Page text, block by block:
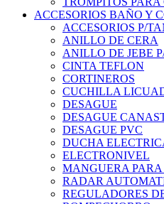
ACCESORIOS BAÑO Y
ACCESORIOS P/
ANILLO DE CERA
ANILLO DE JEBE
CINTA TEFLON
CORTINEROS
CUCHILLA
DESAGUE
DESAGUE
DESAGUE PVC
DUCHA
ELECTRONIVEL
MANGUERA
RADAR
REGULADORES